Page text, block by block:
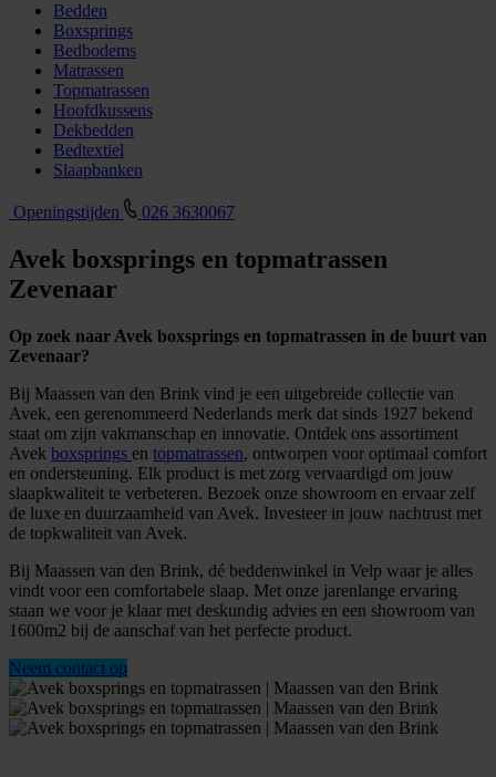
Bedden
Boxsprings
Bedbodems
Matrassen
Topmatrassen
Hoofdkussens
Dekbedden
Bedtextiel
Slaapbanken
Openingstijden 026 3630067
Avek boxsprings en topmatrassen
Zevenaar
Op zoek naar Avek boxsprings en topmatrassen in de buurt van
Zevenaar?
Bij Maassen van den Brink vind je een uitgebreide collectie van
Avek, een gerenommeerd Nederlands merk dat sinds 1927 bekend
staat om zijn vakmanschap en innovatie. Ontdek ons assortiment
Avek boxsprings en topmatrassen, ontworpen voor optimaal comfort
en ondersteuning. Elk product is met zorg vervaardigd om jouw
slaapkwaliteit te verbeteren. Bezoek onze showroom en ervaar zelf
de luxe en duurzaamheid van Avek. Investeer in jouw nachtrust met
de topkwaliteit van Avek.
Bij Maassen van den Brink, dé beddenwinkel in Velp waar je alles
vindt voor een comfortabele slaap. Met onze jarenlange ervaring
staan we voor je klaar met deskundig advies en een showroom van
1600m2 bij de aanschaf van het perfecte product.
Neem contact op